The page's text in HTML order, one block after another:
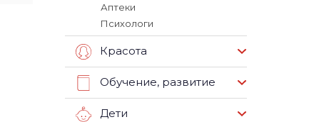
Аптеки
Психологи
Красота
Обучение, развитие
Дети